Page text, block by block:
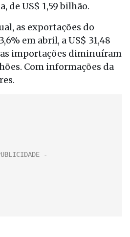
de US$ 1,59 bilhão.
as exportações do
em abril, a US$ 31,48
importações diminuíram
Com informações da